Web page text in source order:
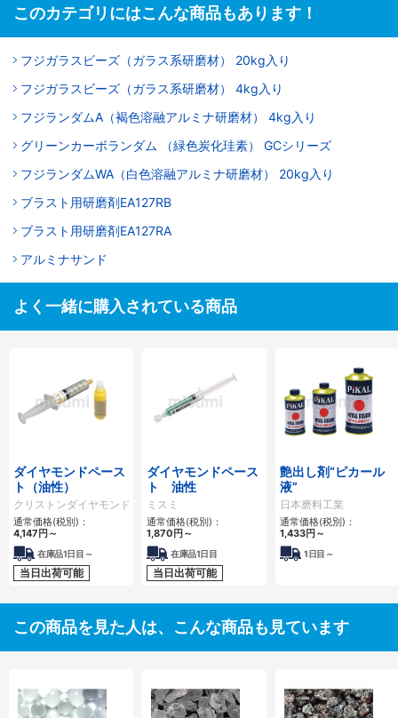
このカテゴリにはこんな商品もあります！
フジガラスビーズ（ガラス系研磨材） 20kg入り
フジガラスビーズ（ガラス系研磨材） 4kg入り
フジランダムA（褐色溶融アルミナ研磨材） 4kg入り
グリーンカーボランダム （緑色炭化珪素） GCシリーズ
フジランダムWA（白色溶融アルミナ研磨材） 20kg入り
ブラスト用研磨剤EA127RB
ブラスト用研磨剤EA127RA
アルミナサンド
よく一緒に購入されている商品
ダイヤモンドペース
ト（油性）
クリストンダイヤモンド工業
通常価格(税別)：
4,147円 ～
在庫品1日目～
当日出荷可能
ダイヤモンドペース
ト 油性
ミスミ
通常価格(税別)：
1,870円 ～
在庫品1日目
当日出荷可能
艶出し剤“ピカール
液”
日本磨料工業
通常価格(税別)：
1,433円 ～
1日目～
この商品を見た人は、こんな商品も見ています